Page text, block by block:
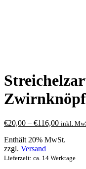
€20,00 – €116,00
bis
inkl.
Enthält 20% MwSt.
zzgl. Versand
Lieferzeit: ca. 14 Werktage